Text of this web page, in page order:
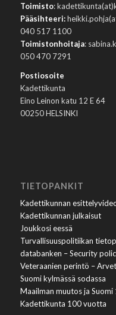
Toimisto:
Pääsihteeri:
040 517 1100
Toimistonhoitaja:
050 470 7291
Postiosoite
Kadettikunta
Eino Leinon katu 12 E 64
00250 HELSINKI
TIETOPANKIT
Kadettikunnan
Kadettikunnan julkaisut
Joukkosi eessä
Turvallisuuspolitiikan
databanken – Security
Veteraanien perintö –
Suomi kylmässä sodassa
Maailman muutos ja
Kadettikunta 100 vuotta